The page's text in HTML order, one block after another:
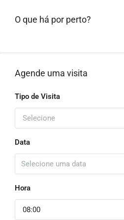
O que há por perto?
Agende uma visita
Tipo de Visita
Selecione
Data
Hora
08:00